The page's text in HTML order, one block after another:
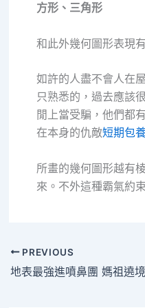
方形、三角形
和此外幾何圖形表現
如許的人盡不會人在
只熟悉的，過去應該
閒上當受騙，他們都
在本身的仇敵短期包
所畫的幾何圖形越有
來。不外這種霸氣約
PREVIOUS